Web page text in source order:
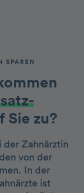
SPAREN
Sie zu?
der Zahnärztin
von der
In der
ist